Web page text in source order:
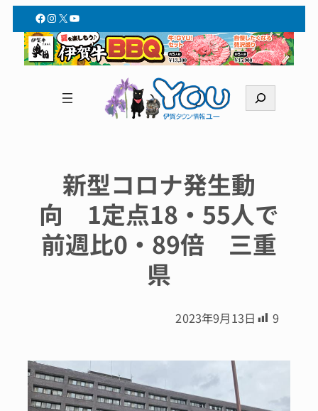
Facebook
Instagram
X YouTube
索
新型コロナ発生動
向 1定点18・55人で
前週比0・89倍 三重
県
2023年9月13日 9